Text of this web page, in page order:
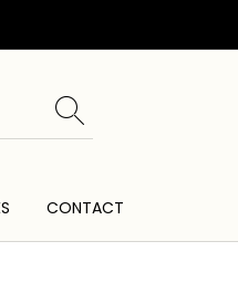
CONTACT